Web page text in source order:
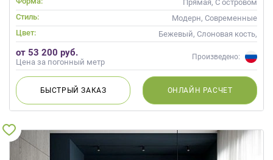
Прямая, С островом
Стиль:
Модерн, Современные
Цвет:
Бежевый, Слоновая кость,
Кремовый, Капучино
от 53 200 руб.
Цена за погонный метр
Произведено:
БЫСТРЫЙЗАКАЗ ОНЛАЙН РАСЧЕТ